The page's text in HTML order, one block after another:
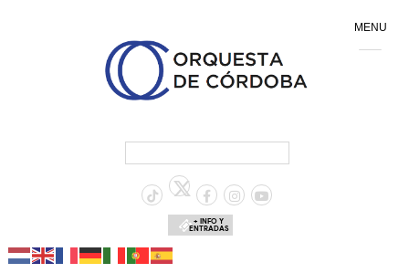
+ INFO Y
ENTRADAS
MENU